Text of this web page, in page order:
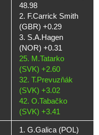
48.98
2. F.Carrick Smith
(GBR) +0.29
3. S.A.Hagen
(NOR) +0.31
25. M.Tatarko
(SVK) +2.60
32. T.Prevuzňák
(SVK) +3.02
42. O.Tabačko
(SVK) +3.41
1. G.Galica (POL)